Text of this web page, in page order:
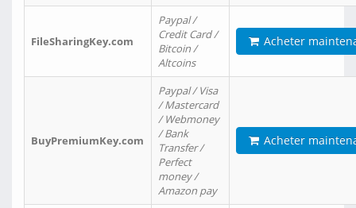
FileSharingKey.com
Paypal /
Credit Card /
Bitcoin /
Altcoins
Acheter
BuyPremiumKey.com
Paypal / Visa
/ Mastercard
/ Webmoney
/ Bank
Transfer /
Perfect
money /
Amazon pay
Acheter